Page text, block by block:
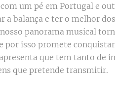
um pé em Portugal e
a balança e ter o melhor
panorama musical
por isso promete
que tem tanto de
que pretende transmitir.